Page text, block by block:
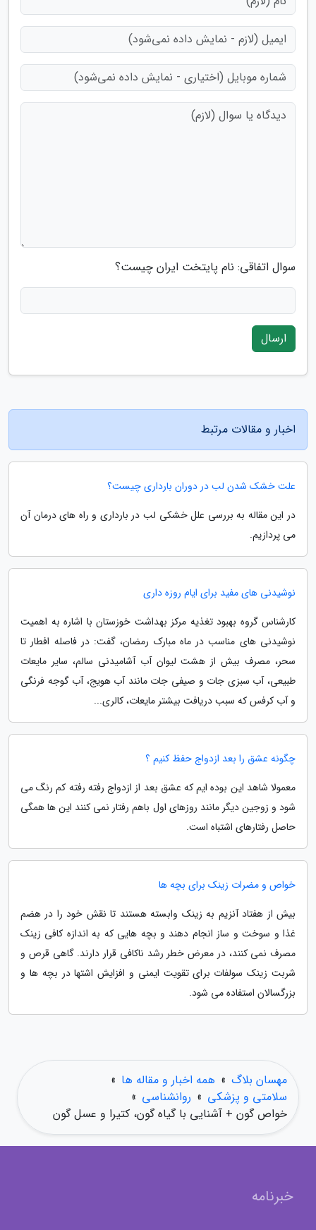
سوال اتفاقی: نام پایتخت ایران چیست؟
ارسال
اخبار و مقالات مرتبط
علت خشک شدن لب در دوران بارداری چیست؟
در این مقاله به بررسی علل خشکی لب در بارداری و راه های درمان آن
می پردازیم.
نوشیدنی های مفید برای ایام روزه داری
کارشناس گروه بهبود تغذیه مرکز بهداشت خوزستان با اشاره به اهمیت
نوشیدنی های مناسب در ماه مبارک رمضان، گفت: در فاصله افطار تا
سحر، مصرف بیش از هشت لیوان آب آشامیدنی سالم، سایر مایعات
طبیعی، آب سبزی جات و صیفی جات مانند آب هویج، آب گوجه فرنگی
و آب کرفس که سبب دریافت بیشتر مایعات، کالری...
چگونه عشق را بعد ازدواج حفظ کنیم ؟
معمولا شاهد این بوده ایم که عشق بعد از ازدواج رفته رفته کم رنگ می
شود و زوجین دیگر مانند روزهای اول باهم رفتار نمی کنند این ها همگی
حاصل رفتارهای اشتباه است.
خواص و مضرات زینک برای بچه ها
بیش از هفتاد آنزیم به زینک وابسته هستند تا نقش خود را در هضم
غذا و سوخت و ساز انجام دهند و بچه هایی که به اندازه کافی زینک
مصرف نمی کنند، در معرض خطر رشد ناکافی قرار دارند. گاهی قرص و
شربت زینک سولفات برای تقویت ایمنی و افزایش اشتها در بچه ها و
بزرگسالان استفاده می شود.
مهسان بلاگ » همه اخبار و مقاله ها »
سلامتی و پزشکی » روانشناسی »
خواص گون + آشنایی با گیاه گون، کتیرا و عسل گون
خبرنامه